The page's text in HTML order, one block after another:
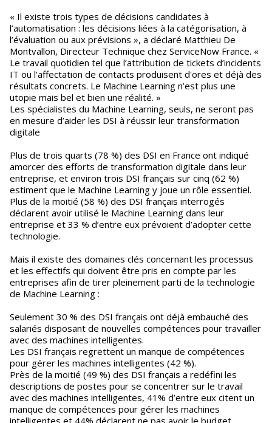
« Il existe trois types de décisions candidates à
l’automatisation : les décisions liées à la catégorisation, à
l’évaluation ou aux prévisions », a déclaré Matthieu De
Montvallon, Directeur Technique chez ServiceNow France. «
Le travail quotidien tel que l’attribution de tickets d’incidents
IT ou l’affectation de contacts produisent d'ores et déjà des
résultats concrets. Le Machine Learning n’est plus une
utopie mais bel et bien une réalité. »
Les spécialistes du Machine Learning, seuls, ne seront pas
en mesure d’aider les DSI à réussir leur transformation
digitale
Plus de trois quarts (78 %) des DSI en France ont indiqué
amorcer des efforts de transformation digitale dans leur
entreprise, et environ trois DSI français sur cinq (62 %)
estiment que le Machine Learning y joue un rôle essentiel.
Plus de la moitié (58 %) des DSI français interrogés
déclarent avoir utilisé le Machine Learning dans leur
entreprise et 33 % d’entre eux prévoient d’adopter cette
technologie.
Mais il existe des domaines clés concernant les processus
et les effectifs qui doivent être pris en compte par les
entreprises afin de tirer pleinement parti de la technologie
de Machine Learning :
Seulement 30 % des DSI français ont déjà embauché des
salariés disposant de nouvelles compétences pour travailler
avec des machines intelligentes.
Les DSI français regrettent un manque de compétences
pour gérer les machines intelligentes (42 %).
Près de la moitié (49 %) des DSI français a redéfini les
descriptions de postes pour se concentrer sur le travail
avec des machines intelligentes, 41% d’entre eux citent un
manque de compétences pour gérer les machines
intelligentes et 44% déclarent ne pas avoir le budget